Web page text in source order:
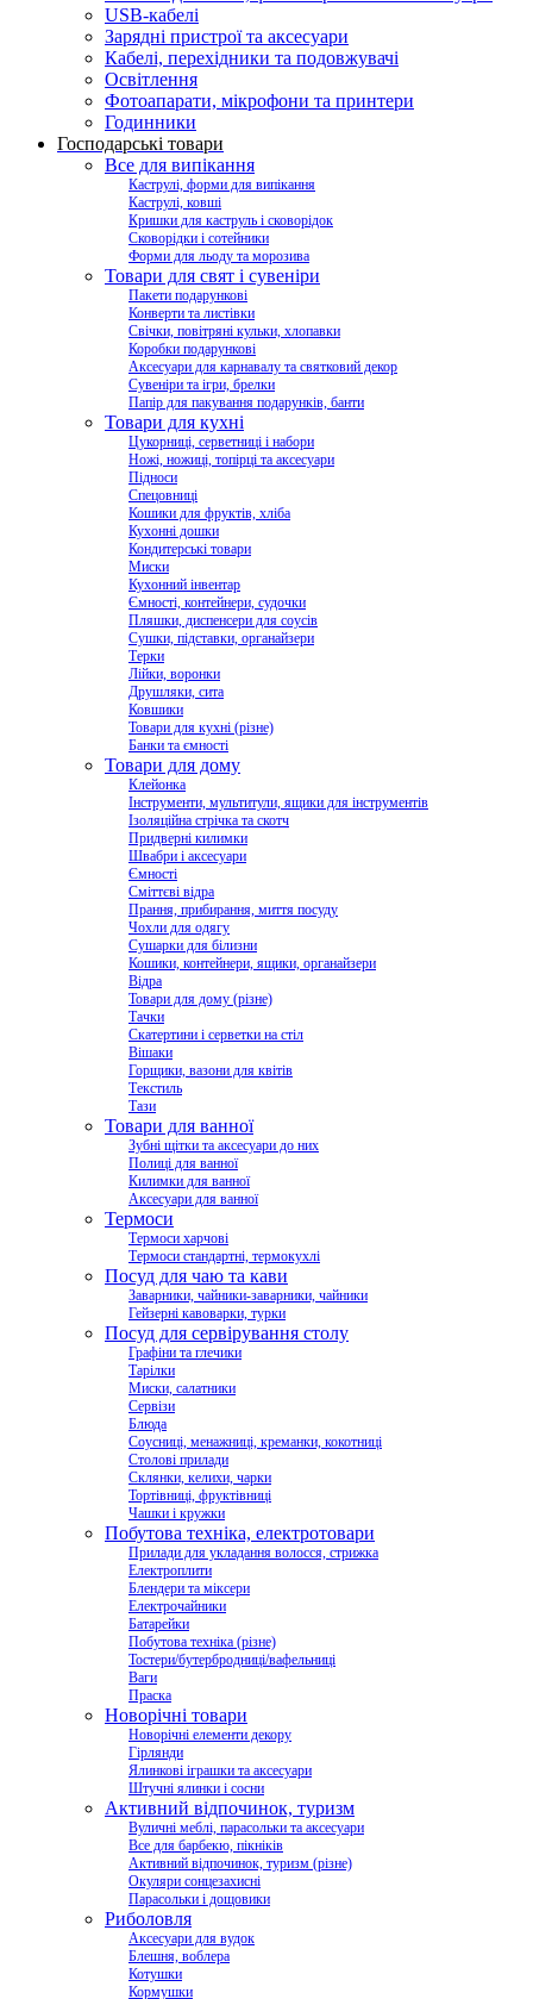
USB-кабелі
Зарядні пристрої та аксесуари
Кабелі, перехідники та подовжувачі
Освітлення
Фотоапарати, мікрофони та принтери
Годинники
Господарські товари
Все для випікання
Каструлі, форми для випікання
Каструлі, ковші
Кришки для каструль і сковорідок
Сковорідки і сотейники
Форми для льоду та морозива
Товари для свят і сувеніри
Пакети подарункові
Конверти та листівки
Свічки, повітряні кульки, хлопавки
Коробки подарункові
Аксесуари для карнавалу та святковий декор
Сувеніри та ігри, брелки
Папір для пакування подарунків, банти
Товари для кухні
Цукорниці, серветниці і набори
Ножі, ножиці, топірці та аксесуари
Підноси
Спецовниці
Кошики для фруктів, хліба
Кухонні дошки
Кондитерські товари
Миски
Кухонний інвентар
Ємності, контейнери, судочки
Пляшки, диспенсери для соусів
Сушки, підставки, органайзери
Терки
Лійки, воронки
Друшляки, сита
Ковшики
Товари для кухні (різне)
Банки та ємності
Товари для дому
Клейонка
Інструменти, мультитули, ящики для інструментів
Ізоляційна стрічка та скотч
Придверні килимки
Швабри і аксесуари
Ємності
Сміттєві відра
Прання, прибирання, миття посуду
Чохли для одягу
Сушарки для білизни
Кошики, контейнери, ящики, органайзери
Відра
Товари для дому (різне)
Тачки
Скатертини і серветки на стіл
Вішаки
Горщики, вазони для квітів
Текстиль
Тази
Товари для ванної
Зубні щітки та аксесуари до них
Полиці для ванної
Килимки для ванної
Аксесуари для ванної
Термоси
Термоси харчові
Термоси стандартні, термокухлі
Посуд для чаю та кави
Заварники, чайники-заварники, чайники
Гейзерні кавоварки, турки
Посуд для сервірування столу
Графіни та глечики
Тарілки
Миски, салатники
Сервізи
Блюда
Соусниці, менажниці, креманки, кокотниці
Столові прилади
Склянки, келихи, чарки
Тортівниці, фруктівниці
Чашки і кружки
Побутова техніка, електротовари
Прилади для укладання волосся, стрижка
Електроплити
Блендери та міксери
Електрочайники
Батарейки
Побутова техніка (різне)
Тостери/бутербродниці/вафельниці
Ваги
Праска
Новорічні товари
Новорічні елементи декору
Гірлянди
Ялинкові іграшки та аксесуари
Штучні ялинки і сосни
Активний відпочинок, туризм
Вуличні меблі, парасольки та аксесуари
Все для барбекю, пікніків
Активний відпочинок, туризм (різне)
Окуляри сонцезахисні
Парасольки і дощовики
Риболовля
Аксесуари для вудок
Блешня, воблера
Котушки
Кормушки